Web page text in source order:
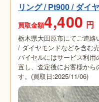
リング / Pt900 / ダイ
買取金額4,400 円
栃木県大田原市にてご連
/ ダイヤモンドなどを含む
バイセルにはサービス利
置し、査定後にお客様から
す。(買取日:2025/11/06)